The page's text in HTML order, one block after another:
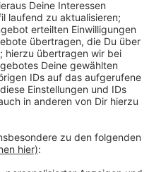
Ruhr-Kreis
dritte
aufgelöst wird.
sich das im Handwerk
Zahlen weist da